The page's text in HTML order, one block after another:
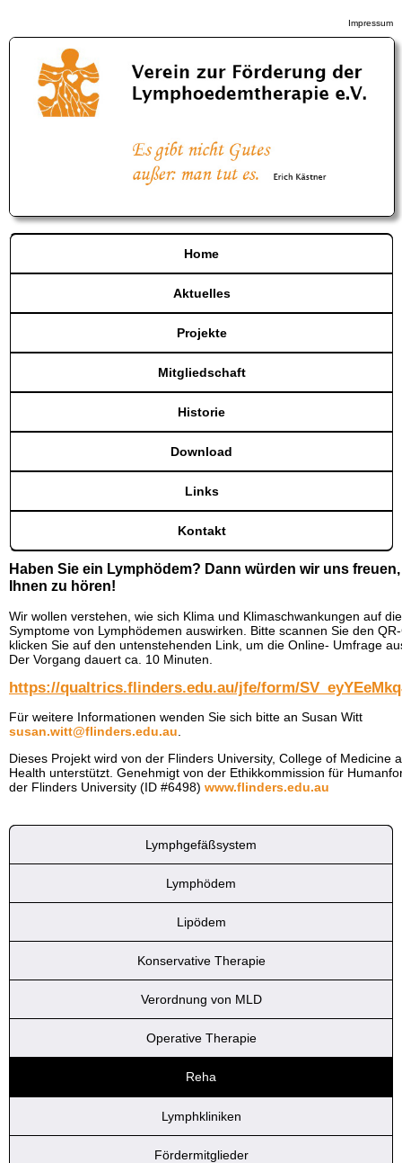
Impressum
Home
Aktuelles
Projekte
Mitgliedschaft
Historie
Download
Links
Kontakt
Haben Sie ein Lymphödem? Dann würden wir uns
Ihnen zu hören!
Wir wollen verstehen, wie sich Klima und Klimaschwankungen auf die
Symptome von Lymphödemen auswirken. Bitte scannen Sie den
klicken Sie auf den untenstehenden Link, um die Online- Umfrage
Der Vorgang dauert ca. 10 Minuten.
https://qualtrics.flinders.edu.au/jfe/form/
Für weitere Informationen wenden Sie sich bitte an Susan Witt
susan.witt@flinders.edu.au
Dieses Projekt wird von der Flinders University, College of Medicine
Health unterstützt. Genehmigt von der Ethikkommission für
der Flinders University (ID #6498) www.flinders.edu.au
Lymphgefäßsystem
Lymphödem
Lipödem
Konservative Therapie
Verordnung von MLD
Operative Therapie
Reha
Lymphkliniken
Fördermitglieder